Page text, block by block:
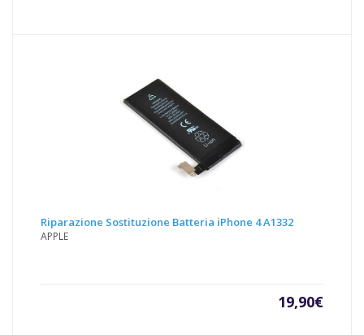
Riparazione Sostituzione Batteria iPhone 4 A1332
APPLE
19,90€